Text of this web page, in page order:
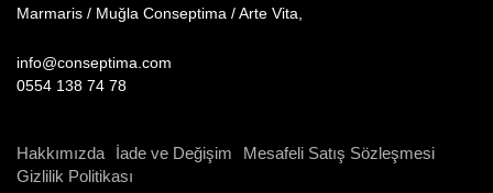
Marmaris / Muğla Conseptima / Arte Vita,
info@conseptima.com
0554 138 74 78
Hakkımızda İade ve Değişim
Mesafeli Satış Sözleşmesi
Gizlilik Politikası